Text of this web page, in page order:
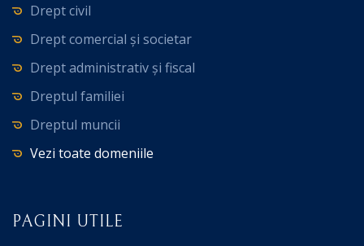
Drept civil
Drept comercial și societar
Drept administrativ și fiscal
Dreptul familiei
Dreptul muncii
Vezi toate domeniile
PAGINI UTILE